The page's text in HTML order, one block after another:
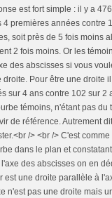
est fort simple : il y a
4 premières années contre
soit près de 5 fois moins
2 fois moins. Or les
des abscisses si vous
droite. Pour être une droite
sur 4 ans contre 102 sur 2
témoins, n'étant pas du
de référence. Autrement
/> <br /> C'est
dans le plan et
des abscisses on en
est une droite parallèle à
n'est pas une droite mais